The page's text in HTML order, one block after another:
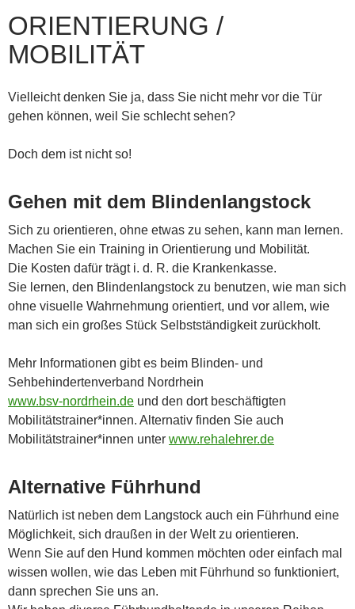
ORIENTIERUNG /
MOBILITÄT
Vielleicht denken Sie ja, dass Sie nicht mehr vor die Tür
gehen können, weil Sie schlecht sehen?
Doch dem ist nicht so!
Gehen mit dem Blindenlangstock
Sich zu orientieren, ohne etwas zu sehen, kann man lernen.
Machen Sie ein Training in Orientierung und Mobilität.
Die Kosten dafür trägt i. d. R. die Krankenkasse.
Sie lernen, den Blindenlangstock zu benutzen, wie man sich
ohne visuelle Wahrnehmung orientiert, und vor allem, wie
man sich ein großes Stück Selbstständigkeit zurückholt.
Mehr Informationen gibt es beim Blinden- und
Sehbehindertenverband Nordrhein
www.bsv-nordrhein.de und den dort beschäftigten
Mobilitätstrainer*innen. Alternativ finden Sie auch
Mobilitätstrainer*innen unter www.rehalehrer.de
Alternative Führhund
Natürlich ist neben dem Langstock auch ein Führhund eine
Möglichkeit, sich draußen in der Welt zu orientieren.
Wenn Sie auf den Hund kommen möchten oder einfach mal
wissen wollen, wie das Leben mit Führhund so funktioniert,
dann sprechen Sie uns an.